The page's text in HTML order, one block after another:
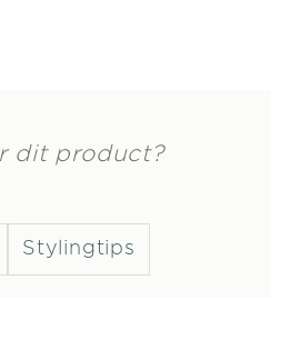
dit product?
Stylingtips